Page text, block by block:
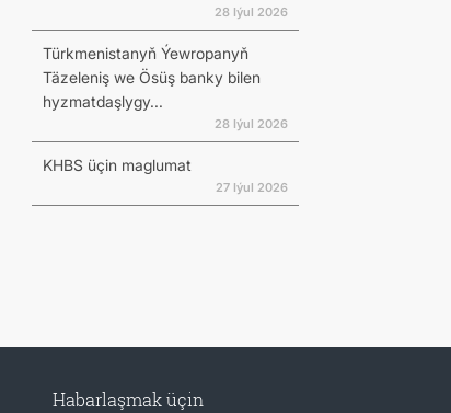
28 Iýul 2026
Türkmenistanyň Ýewropanyň
Täzeleniş we Ösüş banky bilen
hyzmatdaşlygy...
28 Iýul 2026
KHBS üçin maglumat
27 Iýul 2026
Habarlaşmak üçin